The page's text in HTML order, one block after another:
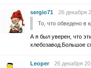
sergio71 26 декабря
То, что обведено в
А я был уверен, что
хлебозавод.Большое
Leoper 26 декабря